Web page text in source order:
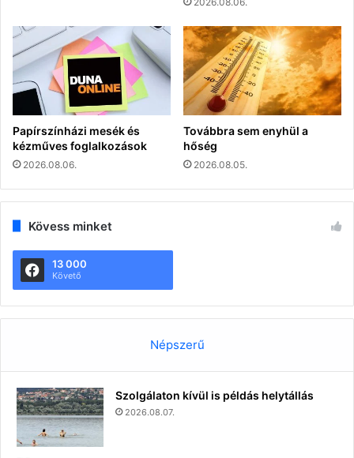
Papírszínházi mesék és
kézműves foglalkozások
2026.08.06.
Továbbra sem enyhül a
hőség
2026.08.05.
Kövess minket
13 000
Követő
Népszerű
Szolgálaton kívül is példás helytállás
2026.08.07.